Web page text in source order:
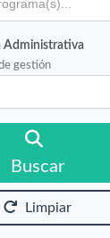
Administrativa
gestión
Buscar
Limpiar